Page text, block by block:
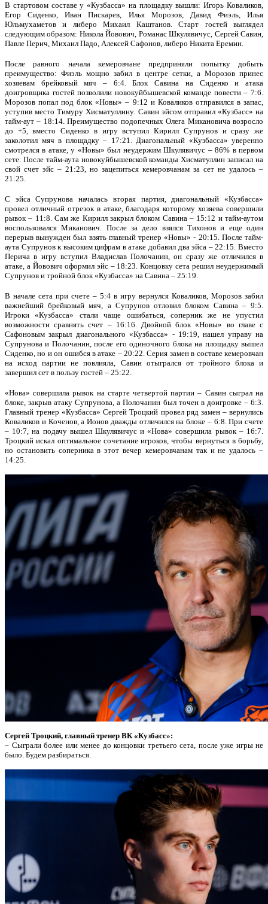
В стартовом составе у «Кузбасса» на площадку вышли: Игорь Коваликов,
Егор Сиденко, Иван Пискарев, Илья Морозов, Давид Фиэль, Илья
Юльмухаметов и либеро Михаил Каштанов. Старт гостей выглядел
следующим образом: Никола Йовович, Романас Шкулявичус, Сергей Савин,
Павле Перич, Михаил Падо, Алексей Сафонов, либеро Никита Еремин.
После равного начала кемеровчане предприняли попытку добыть
преимущество: Фиэль мощно забил в центре сетки, а Морозов принес
хозяевам брейковый мяч – 6:4. Блок Савина на Сиденко и атака
доигровщика гостей позволили новокуйбышевской команде повести – 7:6.
Морозов попал под блок «Новы» – 9:12 и Коваликов отправился в запас,
уступив место Тимуру Хисматуллину. Савин эйсом отправил «Кузбасс» на
тайм-аут – 18:14. Преимущество подопечных Олега Микановича возросло
до +5, вместо Сиденко в игру вступил Кирилл Супрунов и сразу же
заколотил мяч в площадку – 17:21. Диагональный «Кузбасса» уверенно
смотрелся в атаке, у «Новы» был неудержим Шкулявичус – 86% в первом
сете. После тайм-аута новокуйбышевской команды Хисматуллин записал на
свой счет эйс – 21:23, но зацепиться кемеровчанам за сет не удалось –
21:25.
С эйса Супрунова началась вторая партия, диагональный «Кузбасса»
провел отличный отрезок в атаке, благодаря которому хозяева совершили
рывок – 11:8. Сам же Кирилл закрыл блоком Савина – 15:12 и тайм-аутом
воспользовался Миканович. После за дело взялся Тихонов и еще один
перерыв вынужден был взять главный тренер «Новы» - 20:15. После тайм-
аута Супрунов к высоким цифрам в атаке добавил два эйса – 22:15. Вместо
Перича в игру вступил Владислав Полочанин, он сразу же отличился в
атаке, а Йовович оформил эйс – 18:23. Концовку сета решил неудержимый
Супрунов и тройной блок «Кузбасса» на Савина – 25:19.
В начале сета при счете – 5:4 в игру вернулся Коваликов, Морозов забил
важнейший брейковый мяч, а Супрунов отловил блоком Савина – 9:5.
Игроки «Кузбасса» стали чаще ошибаться, соперник же не упустил
возможности сравнять счет – 16:16. Двойной блок «Новы» во главе с
Сафоновым закрыл диагонального «Кузбасса» - 19:19, нашел управу на
Супрунова и Полочанин, после его одиночного блока на площадку вышел
Сиденко, но и он ошибся в атаке – 20:22. Серия замен в составе кемеровчан
на исход партии не повлияла, Савин отыгрался от тройного блока и
завершил сет в пользу гостей – 25:22.
«Нова» совершила рывок на старте четвертой партии – Савин сыграл на
блоке, закрыв атаку Супрунова, а Полочанин был точен в доигровке – 6:3.
Главный тренер «Кузбасса» Сергей Троцкий провел ряд замен – вернулись
Коваликов и Коченов, а Ионов дважды отличился на блоке – 6:8. При счете
– 10:7, на подачу вышел Шкулявичус и «Нова» совершила рывок – 16:7.
Троцкий искал оптимальное сочетание игроков, чтобы вернуться в борьбу,
но остановить соперника в этот вечер кемеровчанам так и не удалось –
14:25.
Сергей Троцкий, главный тренер ВК «Кузбасс»:
– Сыграли более или менее до концовки третьего сета, после уже игры не
было. Будем разбираться.